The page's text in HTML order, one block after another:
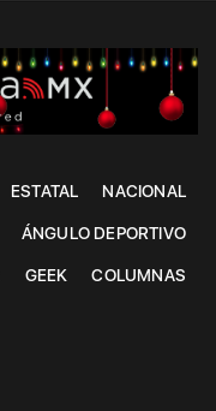
ESTATAL NACIONAL
ÁNGULO DEPORTIVO
GEEK COLUMNAS